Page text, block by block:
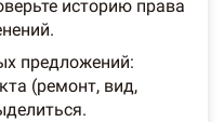
историю права
предложений:
(ремонт, вид,